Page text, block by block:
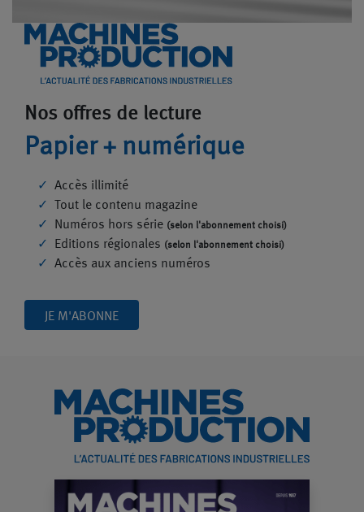
Nos offres de lecture
Papier + numérique
Accès illimité
Tout le contenu magazine
Numéros hors série (selon l'abonnement choisi)
Editions régionales (selon l'abonnement choisi)
Accès aux anciens numéros
JE M'ABONNE